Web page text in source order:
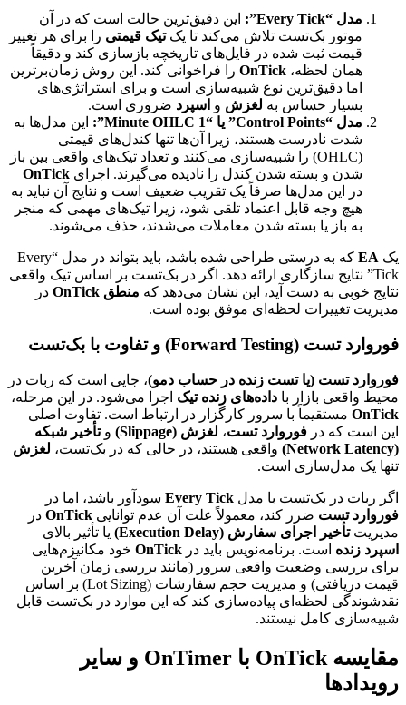
مدل “Every Tick”:
این دقیق‌ترین حالت است که در آن
موتور بک‌تست تلاش می‌کند تا یکتیک قیمتی را برای هر تغییر
قیمت ثبت شده در فایل‌های تاریخچه بازسازی کند و دقیقاً
همان لحظه، OnTick را فراخوانی کند. این روش زمان‌برترین
اما دقیق‌ترین نوع شبیه‌سازی است و برای استراتژی‌های
بسیار حساس به لغزش و اسپرد ضروری است.
مدل “Control Points” یا “1 Minute OHLC”:
این مدل‌ها به
شدت نادرست هستند، زیرا آن‌ها تنها کندل‌های قیمتی
(OHLC) را شبیه‌سازی می‌کنند و تعداد تیک‌های واقعی بین باز
شدن و بسته شدن کندل را نادیده می‌گیرند. اجرای OnTick
در این مدل‌ها صرفاً یک تقریب ضعیف است و نتایج آن نباید به
هیچ وجه قابل اعتماد تلقی شود، زیرا تیک‌های مهمی که منجر
به باز یا بسته شدن معاملات می‌شدند، حذف می‌شوند.
یک EA
که به درستی طراحی شده باشد، باید بتواند در مدل “Every
Tick” نتایج سازگاری ارائه دهد. اگر در بک‌تست بر اساس تیک واقعی
نتایج خوبی به دست آید، این نشان می‌دهد که منطق OnTick
در
مدیریت تغییرات لحظه‌ای موفق بوده است.
فوروارد تست (Forward Testing) و تفاوت با بک‌تست
فوروارد تست (یا تست زنده در حساب دمو)، جایی است که ربات در
محیط واقعی بازار با داده‌های زنده تیک اجرا می‌شود. در این مرحله،
OnTick مستقیماً با سرور کارگزار در ارتباط است. تفاوت اصلی
این است که در فوروارد تست، لغزش (Slippage) وتأخیر شبکه
(Network Latency)
واقعی هستند، در حالی که در بک‌تست، لغزش
تنها یک مدل‌سازی است.
اگر ربات در بک‌تست با مدل Every Tick سودآور باشد، اما در
فوروارد تست ضرر کند، معمولاً علت آن عدم توانایی OnTick در
مدیریتتأخیر اجرای سفارش (Execution Delay)
یا تأثیر بالای
اسپرد زنده است. برنامه‌نویس باید در OnTick خود مکانیزم‌هایی
برای بررسی وضعیت واقعی سرور (مانند بررسی زمان آخرین
قیمت دریافتی) و مدیریت حجم سفارشات (Lot Sizing) بر اساس
نقدشوندگی لحظه‌ای پیاده‌سازی کند که این موارد در بک‌تست قابل
شبیه‌سازی کامل نیستند.
مقایسه OnTick با OnTimer و سایر
رویدادها